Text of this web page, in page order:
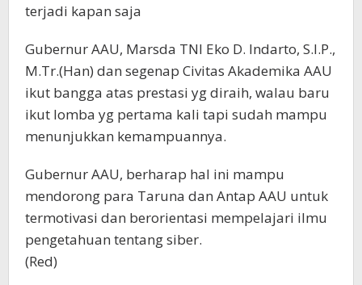
terjadi kapan saja
Gubernur AAU, Marsda TNI Eko D. Indarto, S.I.P.,
M.Tr.(Han) dan segenap Civitas Akademika AAU
ikut bangga atas prestasi yg diraih, walau baru
ikut lomba yg pertama kali tapi sudah mampu
menunjukkan kemampuannya.
Gubernur AAU, berharap hal ini mampu
mendorong para Taruna dan Antap AAU untuk
termotivasi dan berorientasi mempelajari ilmu
pengetahuan tentang siber.
(Red)